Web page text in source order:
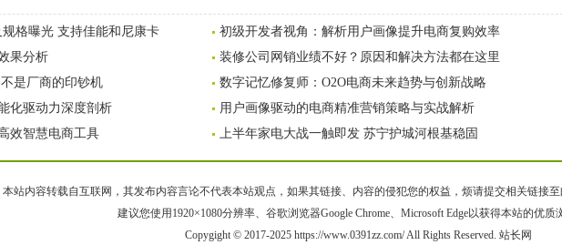
规格曝光 支持佳能和尼康卡
初级开发者视角：解析用户画像提升电商复购效率
果分析
装修公司网销业绩不好？原因和解决方法都在这里
是厂商的印钞机
数字记忆修复师：O2O电商未来趋势与创新战略
化驱动力深度剖析
用户画像驱动的电商精准营销策略与实战解析
效智慧电商工具
上半年家电大战一触即发 苏宁护城河根基稳固
本站内容转载自互联网，其发布内容言论不代表本站观点，如果其链接、内容的侵犯您的权益，烦请提交相关链接至
建议您使用1920×1080分辨率、谷歌浏览器Google Chrome、Microsoft Edge以获得本站的优质
Copygight © 2017-2025 https://www.0391zz.com/ All Rights Reserved. 站长网